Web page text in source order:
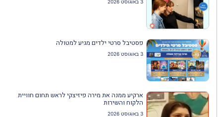
3 באוגוסט 2026
פסטיבל סרטי ילדים מגיע למטולה
3 באוגוסט 2026
ארקיע ממנה את מירה פיזיצקי לראש תחום חוויית
הלקוח והשירות
3 באוגוסט 2026